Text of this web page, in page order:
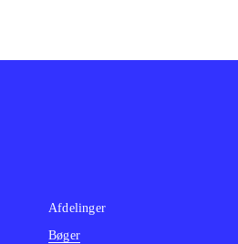
Afdelinger
Bøger